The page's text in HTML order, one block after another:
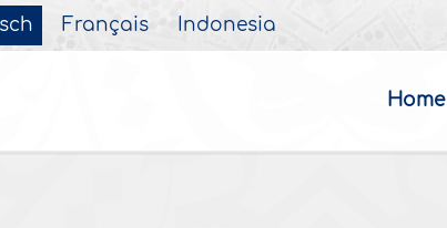
Français Indonesia
Home